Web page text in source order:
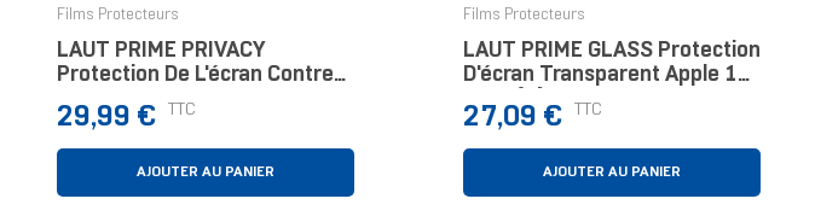
Films Protecteurs
LAUT PRIME PRIVACY
Protection De L'écran Contre
Les Regards Indiscrets Apple
1 Pièce(s)
Prix
29,99 € TTC
AJOUTER AU PANIER
Films Protecteurs
LAUT PRIME GLASS Protection
D'écran Transparent Apple 1
Prix
27,09 € TTC
AJOUTER AU PANIER